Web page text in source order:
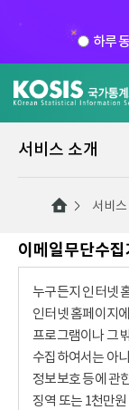
하루
서비스 소개
서비
이메일무단수집
누구든지 인터넷
인터넷 홈페이지
프로그램이나 그
수집하여서는 아
정보보호 등에 관
징역 또는 1천만